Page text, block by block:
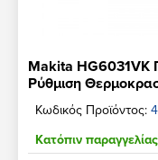
Makita HG6031VK
Ρύθμιση
Κωδικός Προϊόντος:
Κατόπιν